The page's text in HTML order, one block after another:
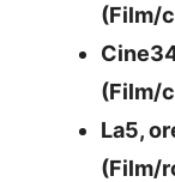
(Film/
(Film/
La5,
(Film/